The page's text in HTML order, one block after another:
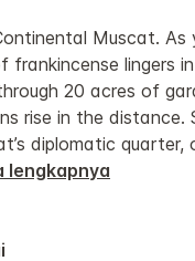
Muscat. As
frankincense lingers
20 acres of
rise in the distance.
diplomatic quarter,
lengkapnya